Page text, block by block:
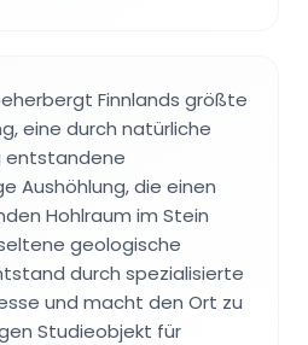
Finnlands größte
eine durch natürliche
entstandene
Aushöhlung, die einen
Hohlraum im Stein
geologische
durch spezialisierte
und macht den Ort zu
Studieobjekt für